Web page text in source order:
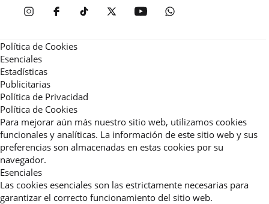
Política de Cookies
Esenciales
Estadísticas
Publicitarias
Política de Privacidad
Política de Cookies
Para mejorar aún más nuestro sitio web, utilizamos cookies
funcionales y analíticas. La información de este sitio web y sus
preferencias son almacenadas en estas cookies por su
navegador.
Esenciales
Las cookies esenciales son las estrictamente necesarias para
garantizar el correcto funcionamiento del sitio web.